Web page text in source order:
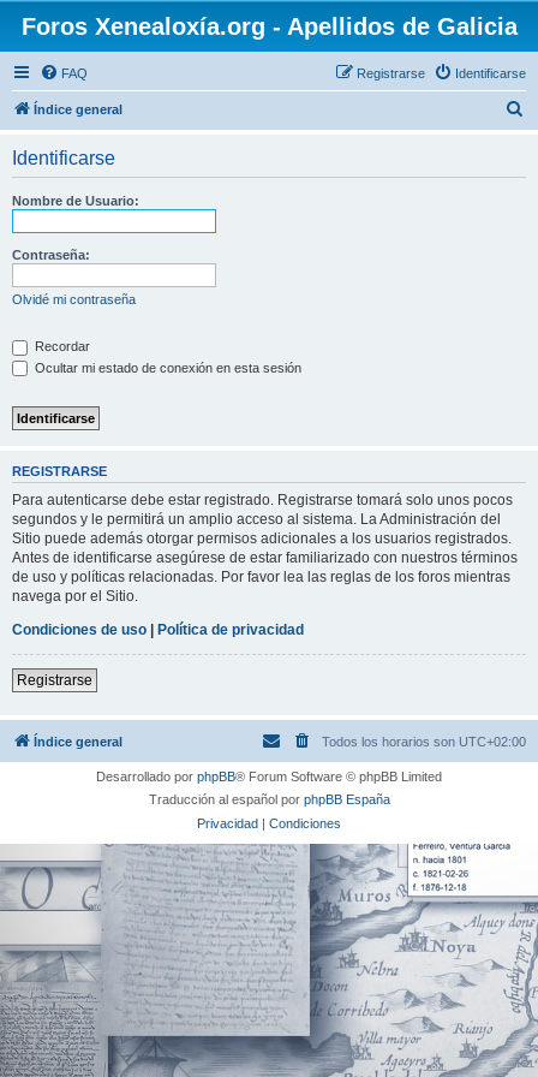
Foros Xenealoxía.org - Apellidos de Galicia
FAQ Identificarse
Registrarse
Índice general
Identificarse
Nombre de Usuario:
Contraseña:
Olvidé mi contraseña
Recordar
Ocultar mi estado de conexión en esta sesión
REGISTRARSE
Para autenticarse debe estar registrado. Registrarse tomará solo unos pocos
segundos y le permitirá un amplio acceso al sistema. La Administración del
Sitio puede además otorgar permisos adicionales a los usuarios registrados.
Antes de identificarse asegúrese de estar familiarizado con nuestros términos
de uso y políticas relacionadas. Por favor lea las reglas de los foros mientras
navega por el Sitio.
Condiciones de uso | Política de privacidad
Registrarse
Índice general Todos los horarios son UTC+02:00
Desarrollado por phpBB® Forum Software © phpBB Limited
Traducción al español por phpBB España
Privacidad | Condiciones